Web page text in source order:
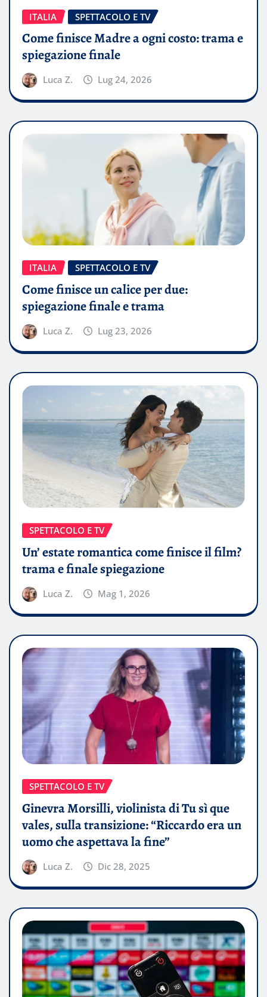
ITALIA SPETTACOLO E TV
Come finisce Madre a ogni costo: trama e
spiegazione finale
Luca Z. Lug 24, 2026
ITALIA SPETTACOLO E TV
Come finisce un calice per due:
spiegazione finale e trama
Luca Z. Lug 23, 2026
SPETTACOLO E TV
Un’ estate romantica come finisce il film?
trama e finale spiegazione
Luca Z. Mag 1, 2026
SPETTACOLO E TV
Ginevra Morsilli, violinista di Tu sì que
vales, sulla transizione: “Riccardo era un
uomo che aspettava la fine”
Luca Z. Dic 28, 2025